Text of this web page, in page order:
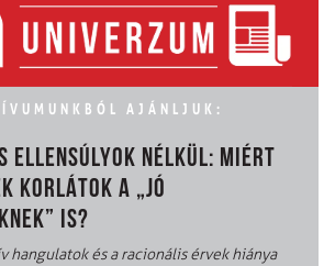
AJÁNLJUK:
ELLENSÚLYOK NÉLKÜL: MIÉRT
KORLÁTOK A „JÓ
IS?
hangulatok és a racionális érvek hiánya